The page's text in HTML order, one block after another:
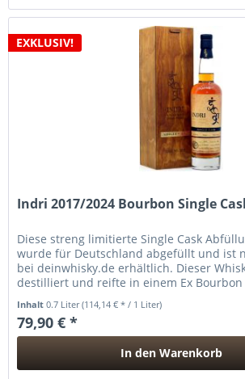
EXKLUSIV!
Indri 2017/2024 Bourbon Single
Diese streng limitierte Single Cask
wurde für Deutschland abgefüllt und ist
bei deinwhisky.de erhältlich. Dieser
destilliert und reifte in einem Ex Bourbon
Inhalt0.7 Liter(114,14 € * / 1 Liter)
79,90 € *
In den Warenkorb